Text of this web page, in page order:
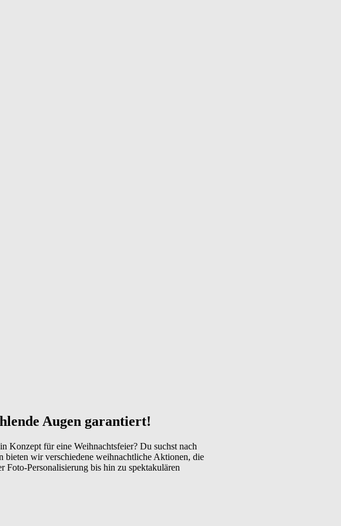
Augen garantiert!
Konzept für eine Weihnachtsfeier? Du suchst nach
bieten wir verschiedene weihnachtliche Aktionen, die
Foto-Personalisierung bis hin zu spektakulären